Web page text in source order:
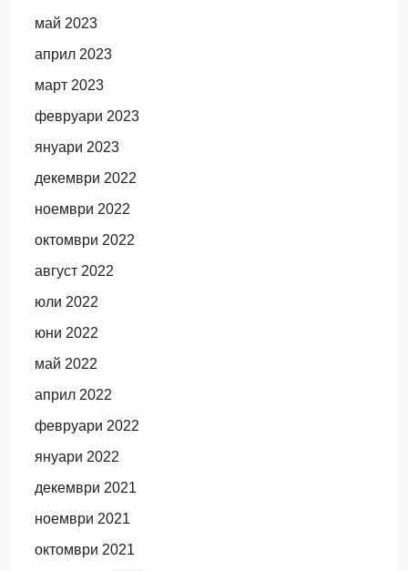
май 2023
април 2023
март 2023
февруари 2023
януари 2023
декември 2022
ноември 2022
октомври 2022
август 2022
юли 2022
юни 2022
май 2022
април 2022
февруари 2022
януари 2022
декември 2021
ноември 2021
октомври 2021